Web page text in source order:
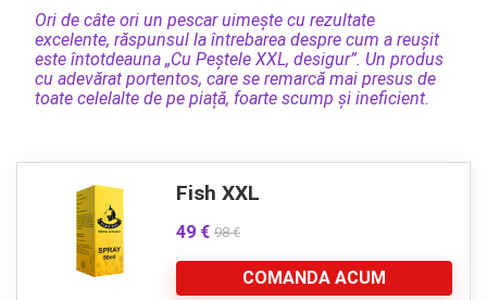
Ori de câte ori un pescar uimește cu rezultate
excelente, răspunsul la întrebarea despre cum a reușit
este întotdeauna „Cu Peștele XXL, desigur”. Un produs
cu adevărat portentos, care se remarcă mai presus de
toate celelalte de pe piață, foarte scump și ineficient.
Fish XXL
49 € 98 €
COMANDA ACUM